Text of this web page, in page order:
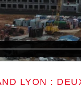
LYON :